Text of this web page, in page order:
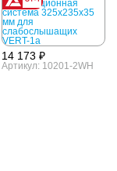
14 173 ₽
Артикул: 10201-2WH